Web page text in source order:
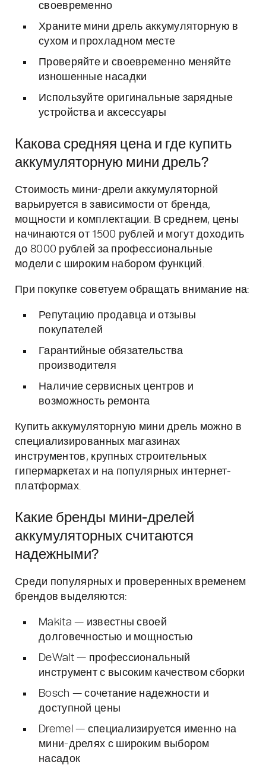
своевременно
Храните мини дрель аккумуляторную в
сухом и прохладном месте
Проверяйте и своевременно меняйте
изношенные насадки
Используйте оригинальные зарядные
устройства и аксессуары
Какова средняя цена и где купить
аккумуляторную мини дрель?
Стоимость мини-дрели аккумуляторной
варьируется в зависимости от бренда,
мощности и комплектации. В среднем, цены
начинаются от 1500 рублей и могут доходить
до 8000 рублей за профессиональные
модели с широким набором функций.
При покупке советуем обращать внимание на:
Репутацию продавца и отзывы
покупателей
Гарантийные обязательства
производителя
Наличие сервисных центров и
возможность ремонта
Купить аккумуляторную мини дрель можно в
специализированных магазинах
инструментов, крупных строительных
гипермаркетах и на популярных интернет-
платформах.
Какие бренды мини-дрелей
аккумуляторных считаются
надежными?
Среди популярных и проверенных временем
брендов выделяются:
Makita — известны своей
долговечностью и мощностью
DeWalt — профессиональный
инструмент с высоким качеством сборки
Bosch — сочетание надежности и
доступной цены
Dremel — специализируется именно на
мини-дрелях с широким выбором
насадок